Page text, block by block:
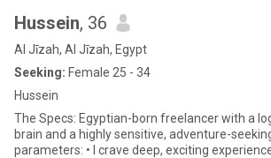
Hussein, 36
Al Jīzah, Al Jīzah, Egypt
Seeking: Female 25 - 34
Hussein
The Specs: Egyptian-born freelancer with a
brain and a highly sensitive, adventure-
parameters: • I crave deep, exciting